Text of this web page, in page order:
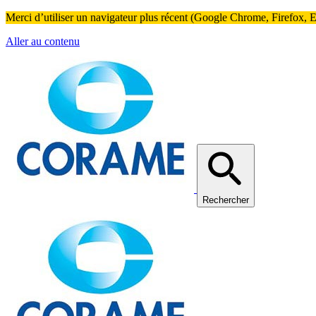
Merci d’utiliser un navigateur plus récent (Google Chrome, Firefox,
Aller au contenu
Rechercher